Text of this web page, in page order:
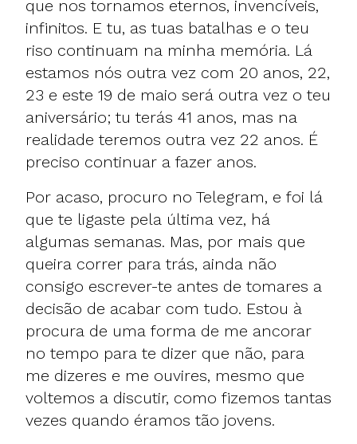
que nos tornamos eternos, invencíveis,
infinitos. E tu, as tuas batalhas e o teu
riso continuam na minha memória. Lá
estamos nós outra vez com 20 anos, 22,
23 e este 19 de maio será outra vez o teu
aniversário; tu terás 41 anos, mas na
realidade teremos outra vez 22 anos. É
preciso continuar a fazer anos.
Por acaso, procuro no Telegram, e foi lá
que te ligaste pela última vez, há
algumas semanas. Mas, por mais que
queira correr para trás, ainda não
consigo escrever-te antes de tomares a
decisão de acabar com tudo. Estou à
procura de uma forma de me ancorar
no tempo para te dizer que não, para
me dizeres e me ouvires, mesmo que
voltemos a discutir, como fizemos tantas
vezes quando éramos tão jovens.